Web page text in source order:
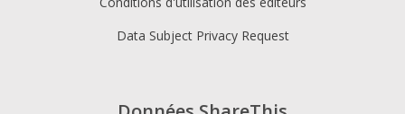
Data Subject Privacy Request